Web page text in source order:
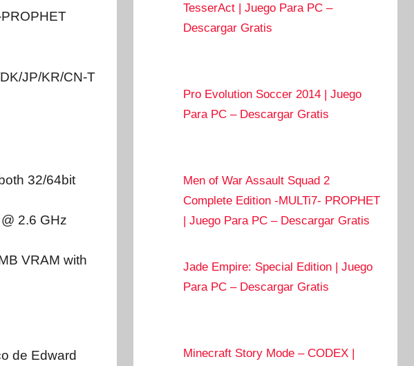
JP/KR/CN-T
32/64bit
2.6 GHz
VRAM with
de Edward
TesserAct | Juego Para PC –
Descargar Gratis
Pro Evolution Soccer 2014 | Juego
Para PC – Descargar Gratis
Men of War Assault Squad 2
Complete Edition -MULTi7- PROPHET
| Juego Para PC – Descargar Gratis
Jade Empire: Special Edition | Juego
Para PC – Descargar Gratis
Minecraft Story Mode – CODEX |